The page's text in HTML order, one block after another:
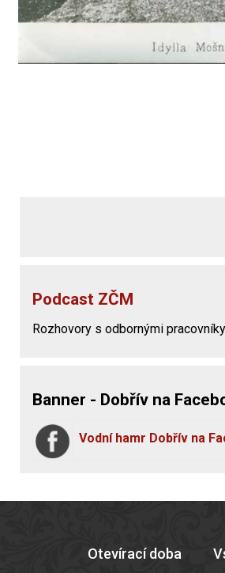
Podcast ZČM
Rozhovory s odbornými
Banner - Dobřív na
Vodní hamr Dobřív na
Otevírací doba